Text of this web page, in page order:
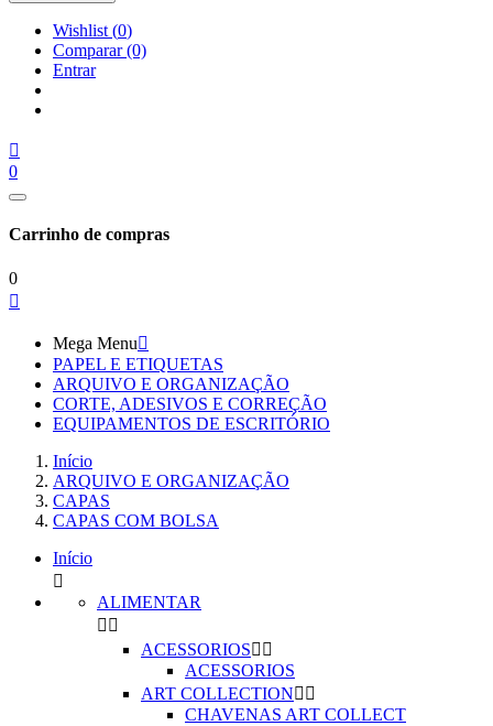
Wishlist (0)
Comparar(0)
Entrar

0
Carrinho de compras
0

Mega Menu
PAPEL E ETIQUETAS
ARQUIVO E ORGANIZAÇÃO
CORTE, ADESIVOS E CORREÇÃO
EQUIPAMENTOS DE ESCRITÓRIO
Início
ARQUIVO E ORGANIZAÇÃO
CAPAS
CAPAS COM BOLSA
Início

ALIMENTAR
 
ACESSORIOS 
ACESSORIOS
ART COLLECTION 
CHAVENAS ART COLLECT